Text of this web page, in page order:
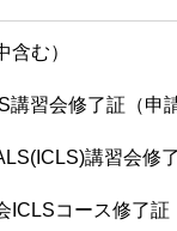
含む）
講習会修了証（申
講習会修
ICLSコース修了証